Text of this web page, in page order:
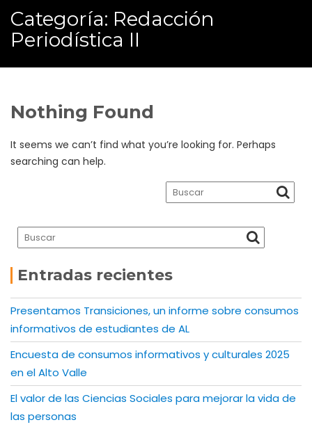
Categoría: Redacción
Periodística II
Nothing Found
It seems we can’t find what you’re looking for. Perhaps
searching can help.
Entradas recientes
Presentamos Transiciones, un informe sobre consumos
informativos de estudiantes de AL
Encuesta de consumos informativos y culturales 2025
en el Alto Valle
El valor de las Ciencias Sociales para mejorar la vida de
las personas